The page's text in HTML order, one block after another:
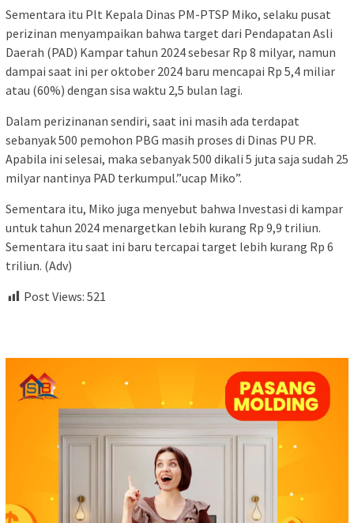
Sementara itu Plt Kepala Dinas PM-PTSP Miko, selaku pusat
perizinan menyampaikan bahwa target dari Pendapatan Asli
Daerah (PAD) Kampar tahun 2024 sebesar Rp 8 milyar, namun
dampai saat ini per oktober 2024 baru mencapai Rp 5,4 miliar
atau (60%) dengan sisa waktu 2,5 bulan lagi.
Dalam perizinanan sendiri, saat ini masih ada terdapat
sebanyak 500 pemohon PBG masih proses di Dinas PU PR.
Apabila ini selesai, maka sebanyak 500 dikali 5 juta saja sudah 25
milyar nantinya PAD terkumpul.”ucap Miko”.
Sementara itu, Miko juga menyebut bahwa Investasi di kampar
untuk tahun 2024 menargetkan lebih kurang Rp 9,9 triliun.
Sementara itu saat ini baru tercapai target lebih kurang Rp 6
triliun. (Adv)
Post Views: 521